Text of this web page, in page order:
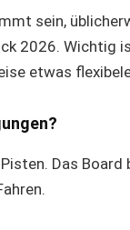
sein,
2026. Wichtig
etwas
Das